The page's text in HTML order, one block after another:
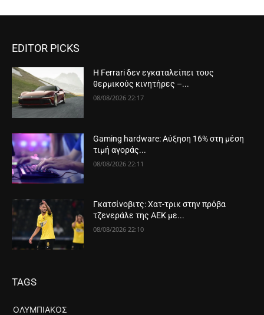
EDITOR PICKS
Η Ferrari δεν εγκαταλείπει τους
θερμικούς κινητήρες –...
08/08/2026 22:17
Gaming hardware: Αύξηση 16% στη μέση
τιμή αγοράς...
08/08/2026 22:11
Γκατσίνοβιτς: Χατ-τρικ στην πρόβα
τζενεράλε της ΑΕΚ με...
08/08/2026 22:10
TAGS
ΟΛΥΜΠΙΑΚΌΣ